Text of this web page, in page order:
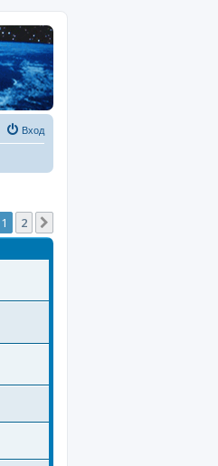
Вход
1 2